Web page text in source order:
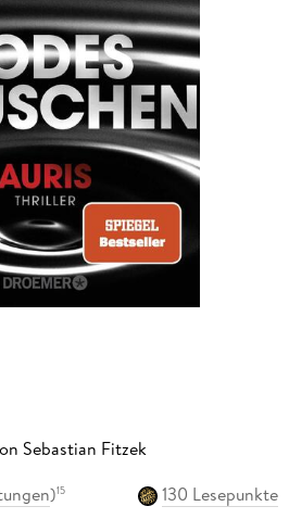
Sebastian Fitzek
)15
130 Lesepunkte